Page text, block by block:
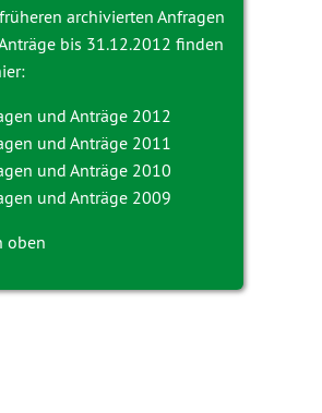
archivierten Anfragen
bis 31.12.2012 finden
und Anträge 2012
und Anträge 2011
und Anträge 2010
und Anträge 2009
oben